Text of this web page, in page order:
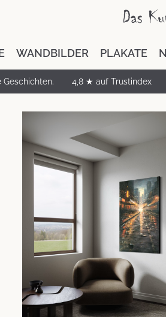
WANDBILDER PLAKATE
Geschichten. 4,8 ★ auf Trustindex